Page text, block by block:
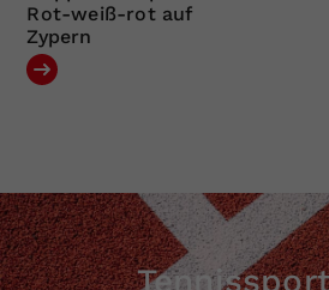
Rot-weiß-rot auf
Zypern